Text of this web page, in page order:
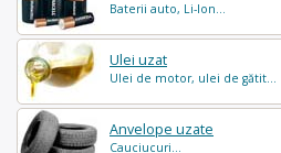
Baterii auto, Li-Ion...
Ulei uzat
Ulei de motor, ulei de gătit...
Anvelope uzate
Cauciucuri...